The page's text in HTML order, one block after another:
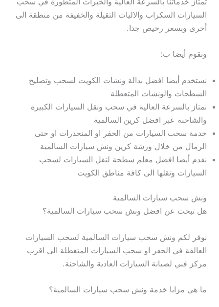
السيارات السكراب والاليات الثقيلة والخفيفة من منطقة الى
أخرى وبسعر رخيص جدا.
ونقوم أيضا ب:
نستخدم أيضا افضل بدالة ونشات الكويت لسحب وتصليح
السطحات والونشات المتعطلة
نمتاز بالسرعة العالية في سحب ونقل السيارات الكبيرة
والشاحنة عبر افضل كرين السالمية
خدمة سحب السيارات من الحفر او المنحدرات او حتى
الرمال من خلال ورشة كرين ونش سيارات السالمية
نقدم أيضا افضل معلم سطحة لنقل السيارات لسحب
السيارات ونقلها الى كافة مناطق الكويت
ونش سحب سيارات السالمية
هل تبحث عن افضل ونش سحب سيارات السالمية؟
نوفر لكم ونش سحب سيارات السالمية لسحب السيارات
العالقة في الحفر او سحب السيارات المتعطلة الى اقرب
مركز فني لصيانة السيارات العادية والشاحنة.
ما هي مزايا خدمة ونش سحب سيارات السالمية؟